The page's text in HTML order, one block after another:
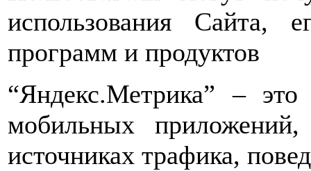
использования Сайта,
программ и продуктов
“Яндекс.Метрика” –
мобильных
источниках трафика,